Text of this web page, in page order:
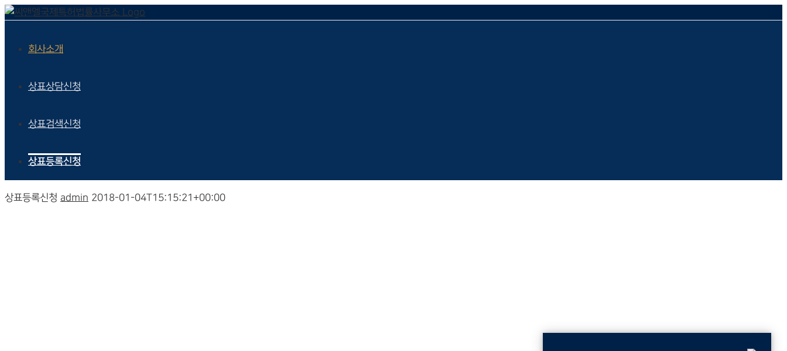
회사소개
상표상담신청
상표검색신청
상표등록신청
상표등록신청 admin 2018-01-04T15:15:21+00:00